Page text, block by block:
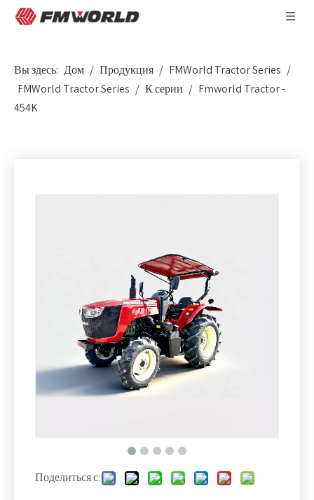
Вы здесь: Дом / Продукция / FMWorld Tractor Series /
FMWorld Tractor Series / К серии / Fmworld Tractor -
454K
Поделиться с: